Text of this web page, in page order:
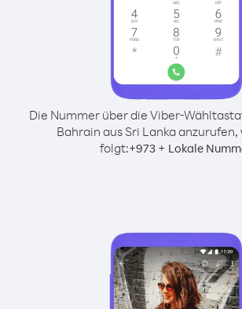
Die Nummer über die Viber-
Bahrain aus Sri Lanka
folgt:+973 + Lokale